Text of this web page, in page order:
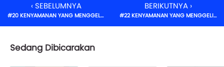
‹ SEBELUMNYA
#20 KENYAMANAN YANG MENGGELISAHKAN (3)
BERIKUTNYA ›
#22 KENYAMANAN YANG MENGGELISAHKAN (5)
Sedang Dibicarakan